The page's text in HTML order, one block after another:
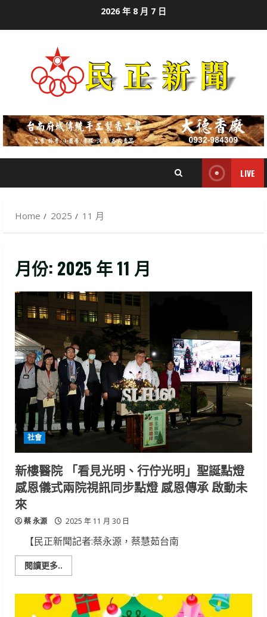
2026 年 8 月 7 日
LIVE
Home 2025 11 月
月份: 2025 年 11 月
社會
新樓醫院 「看見光明、行佇光明」聖誕點燈
感恩儀式兩院視訊同步點燈 感恩傳承 啟動未
來
蔡 永源 2025 年 11 月 30 日
【民正新聞記者:蔡永源，蔡慧茹台南
閱讀更多..
more